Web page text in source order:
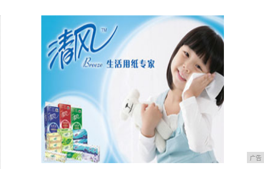
低频可调双面声音荣耀引擎2耳机发布
广告